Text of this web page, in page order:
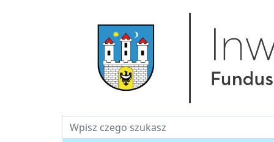
Fraza do wyszukiwania